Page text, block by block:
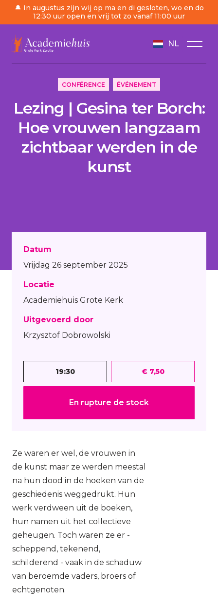
🔔 In augustus zijn wij op ma en di gesloten, wo en do
12:30 uur open en vrij tot zo vanaf 11:00 uur
NL
/
Ordre du jour
CONFÉRENCE ÉVÉNEMENT
Lezing | Gesina ter Borch:
Hoe vrouwen langzaam
zichtbaar werden in de
kunst
Datum
Vrijdag 26 september 2025
Locatie
Academiehuis Grote Kerk
Uitgevoerd door
Krzysztof Dobrowolski
19:30 € 7,50
En rupture de stock
Ze waren er wel, de vrouwen in
de kunst maar ze werden meestal
na hun dood in de hoeken van de
geschiedenis weggedrukt. Hun
werk verdween uit de boeken,
hun namen uit het collectieve
geheugen. Toch waren ze er -
scheppend, tekenend,
schilderend - vaak in de schaduw
van beroemde vaders, broers of
echtgenoten.